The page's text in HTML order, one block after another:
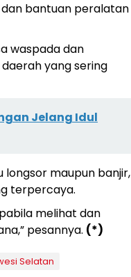
dan bantuan peralatan
waspada dan
yang sering
Jelang Idul
maupun banjir,
terpercaya.
melihat dan
pesannya. (*)
Selatan